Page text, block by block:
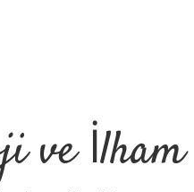
ve İlham